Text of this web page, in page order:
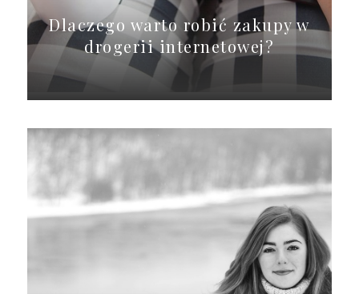
Dlaczego warto robić zakupy w
drogerii internetowej?